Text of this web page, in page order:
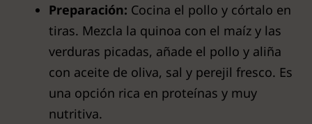
Preparación: Cocina el pollo y córtalo en
tiras. Mezcla la quinoa con el maíz y las
verduras picadas, añade el pollo y aliña
con aceite de oliva, sal y perejil fresco. Es
una opción rica en proteínas y muy
nutritiva.